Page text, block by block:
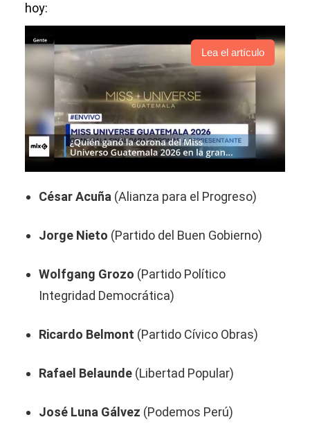
hoy:
Lea el artículo
César Acuña (Alianza para el Progreso)
Jorge Nieto (Partido del Buen Gobierno)
Wolfgang Grozo (Partido Político
Integridad Democrática)
Ricardo Belmont (Partido Cívico Obras)
Rafael Belaunde (Libertad Popular)
José Luna Gálvez (Podemos Perú)